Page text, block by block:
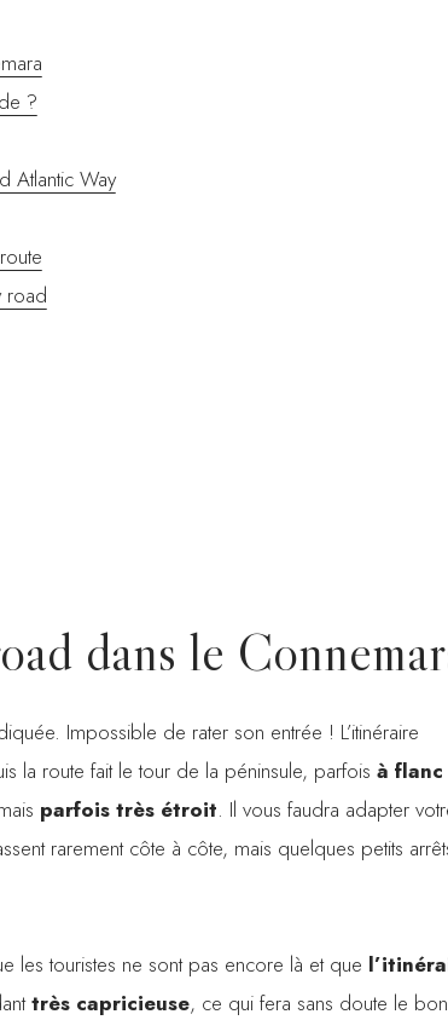
?
Atlantic Way
road
dans le
Impossible de rater son entrée ! L’itinéraire
la route fait le tour de la péninsule, parfois à
parfois très étroit. Il vous faudra adapter
rarement côte à côte, mais quelques petits
les touristes ne sont pas encore là et que
très capricieuse, ce qui fera sans doute le